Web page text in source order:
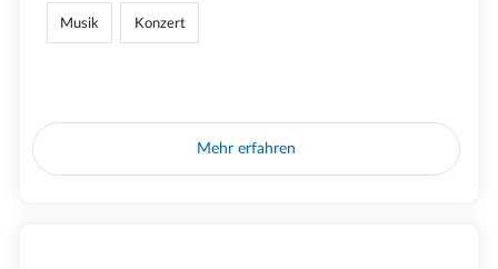
Musik Konzert
Mehr erfahren